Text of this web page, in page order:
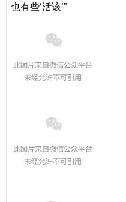
也有些‘活该’”